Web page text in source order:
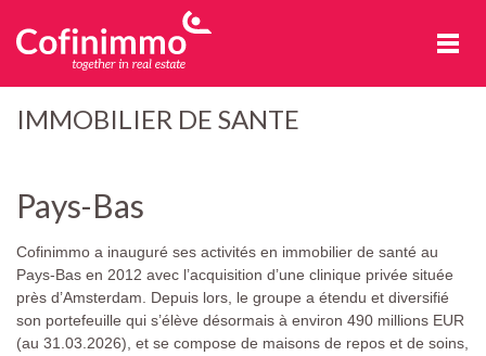
Cofinimmo
IMMOBILIER DE SANTE
Pays-Bas
Cofinimmo a inauguré ses activités en immobilier de santé au
Pays-Bas en 2012 avec l’acquisition d’une clinique privée située
près d’Amsterdam. Depuis lors, le groupe a étendu et diversifié
son portefeuille qui s’élève désormais à environ 490 millions EUR
(au 31.03.2026), et se compose de maisons de repos et de soins,